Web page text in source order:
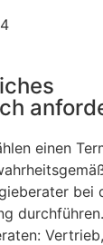
einen
bei
Vertrieb,